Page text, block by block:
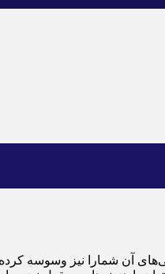
آن شمارا نیز وسوسه